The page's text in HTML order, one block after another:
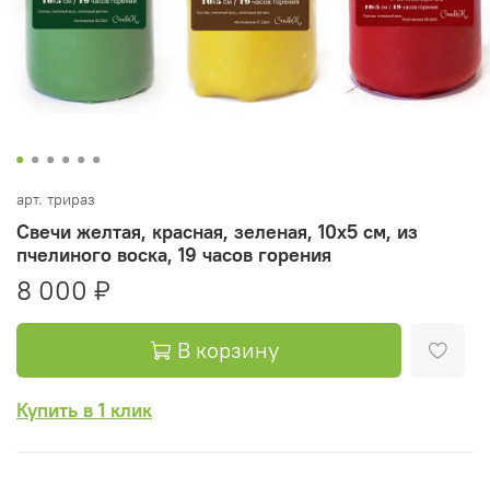
арт. трираз
Свечи желтая, красная, зеленая, 10х5 см, из
пчелиного воска, 19 часов горения
8 000 ₽
В корзину
Купить в 1 клик